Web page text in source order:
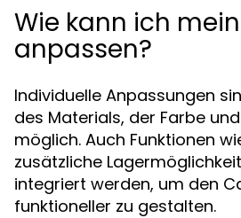
Wie kann ich
anpassen?
Individuelle Anpassungen
des Materials, der Farbe
möglich. Auch Funktionen
zusätzliche
integriert werden, um den
funktioneller zu gestalten.